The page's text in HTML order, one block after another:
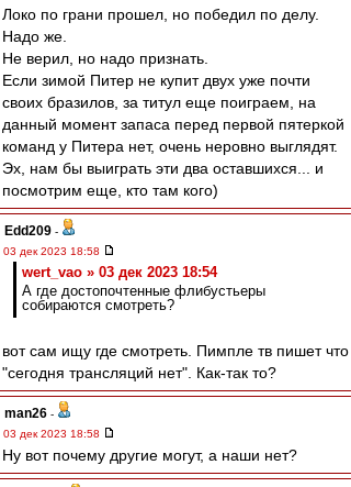
Локо по грани прошел, но победил по делу.
Надо же.
Не верил, но надо признать.
Если зимой Питер не купит двух уже почти
своих бразилов, за титул еще поиграем, на
данный момент запаса перед первой пятеркой
команд у Питера нет, очень неровно выглядят.
Эх, нам бы выиграть эти два оставшихся... и
посмотрим еще, кто там кого)
Edd209 -
03 дек 2023 18:58
wert_vao » 03 дек 2023 18:54
А где достопочтенные флибустьеры
собираются смотреть?
вот сам ищу где смотреть. Пимпле тв пишет что
"сегодня трансляций нет". Как-так то?
man26 -
03 дек 2023 18:58
Ну вот почему другие могут, а наши нет?